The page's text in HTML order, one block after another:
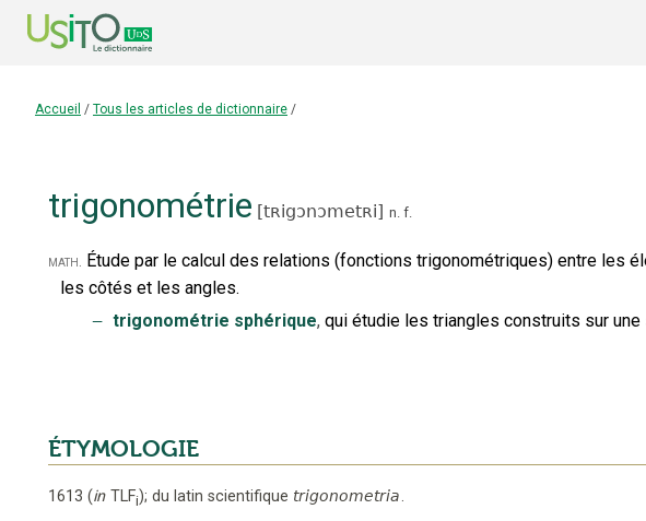
Accueil / Tous les articles de dictionnaire /
trigonométrie [tʀigɔnɔmetʀi] n. f.
math. Étude par le calcul des relations (fonctions trigonométriques) entre les
les côtés et les angles.
‒ trigonométrie sphérique, qui étudie les triangles construits sur une
ÉTYMOLOGIE
1613 (in TLFi); du latin scientifique trigonometria.